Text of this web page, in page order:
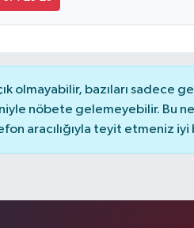
olmayabilir, bazıları sadece
nöbete gelemeyebilir. Bu
aracılığıyla teyit etmeniz iyi